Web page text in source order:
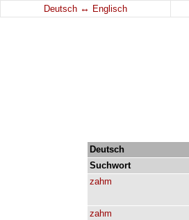
Deutsch ↔ Englisch
Deutsch
Suchwort
zahm
zahm